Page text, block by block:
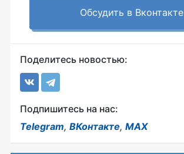
Обсудить в Вконтакте
Поделитесь новостью:
Подпишитесь на нас:
Telegram, ВКонтакте, MAX